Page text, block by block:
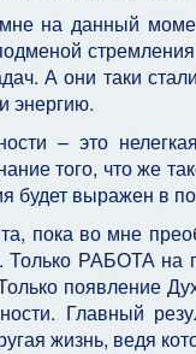
на данный
А они таки
энергию.
– это
того, что же
будет выражен в
пока во мне
Только РАБОТА на
появление
Главный
жизнь, ведя